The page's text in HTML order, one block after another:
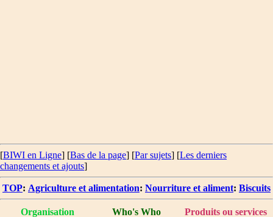
[BIWI en Ligne] [Bas de la page] [Par sujets] [Les derniers
changements et ajouts]
TOP: Agriculture et alimentation: Nourriture et aliment: Biscuits
Organisation Who's Who Produits ou services